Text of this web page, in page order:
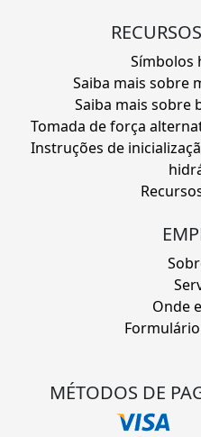
Símbolos
Saiba mais sobre
Saiba mais sobre
Tomada de força
Instruções de
Onde
MÉTODOS DE